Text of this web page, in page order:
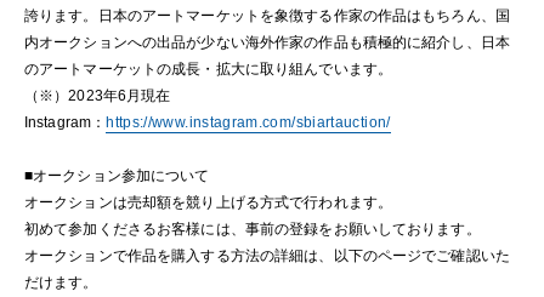
誇ります。日本のアートマーケットを象徴する作家の作品はもちろん、国
内オークションへの出品が少ない海外作家の作品も積極的に紹介し、日本
のアートマーケットの成長・拡大に取り組んでいます。
（※）2023年6月現在
Instagram： https://www.instagram.com/sbiartauction/
■オークション参加について
オークションは売却額を競り上げる方式で行われます。
初めて参加くださるお客様には、事前の登録をお願いしております。
オークションで作品を購入する方法の詳細は、以下のページでご確認いた
だけます。